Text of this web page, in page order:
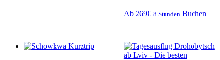
Ab 269€ 8 Stunden Buchen